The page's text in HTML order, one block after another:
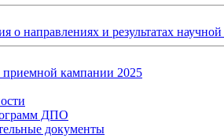
о направлениях и результатах научной
приемной кампании 2025
ДПО
документы